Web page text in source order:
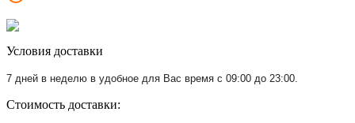
Условия доставки
7 дней в неделю в удобное для Вас время с 09:00 до 23:00.
Стоимость доставки: